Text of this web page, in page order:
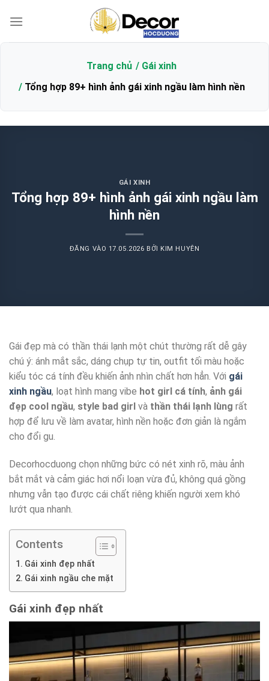
qua
Trang chủ
Gái xinh
Tổng hợp 89+ hình ảnh gái xinh ngầu làm hình nền
GÁI XINH
Tổng hợp 89+ hình ảnh gái xinh ngầu làm
hình nền
ĐĂNG VÀO 17.05.2026 BỞI KIM HUYÊN
Gái đẹp mà có thần thái lạnh một chút thường rất dễ gây
chú ý: ánh mắt sắc, dáng chụp tự tin, outfit tối màu hoặc
kiểu tóc cá tính đều khiến ảnh nhìn chất hơn hẳn. Với gái
xinh ngầu, loạt hình mang vibe hot girl cá tính, ảnh gái
đẹp cool ngầu, style bad girl và thần thái lạnh lùng rất
hợp để lưu về làm avatar, hình nền hoặc đơn giản là ngắm
cho đổi gu.
Decorhocduong chọn những bức có nét xinh rõ, màu ảnh
bắt mắt và cảm giác hơi nổi loạn vừa đủ, không quá gồng
nhưng vẫn tạo được cái chất riêng khiến người xem khó
lướt qua nhanh.
Contents
Gái xinh đẹp nhất
Gái xinh ngầu che mặt
Gái xinh đẹp nhất